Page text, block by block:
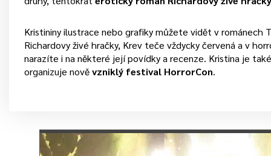
Kristininy ilustrace nebo grafiky můžete vidět v románech
Richardovy živé hračky, Krev teče vždycky červená a v
narazíte i na některé její povídky a recenze. Kristina je
organizuje nověvzniklý festival HorrorCon.